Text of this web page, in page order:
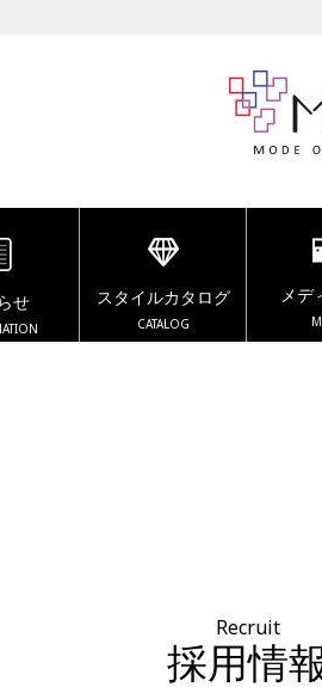
せ スタイルカタログ
CATALOG
メデ
Recruit
採用情